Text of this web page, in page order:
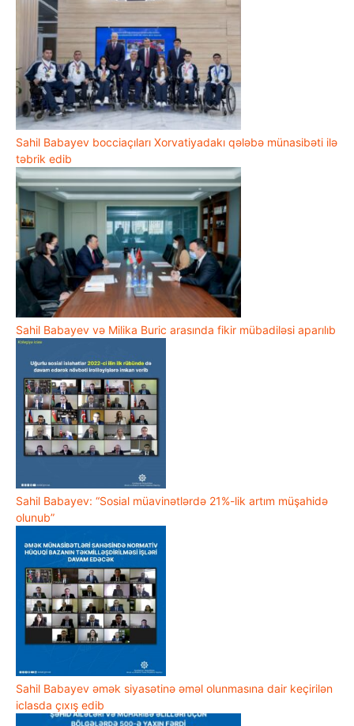
Sahil Babayev bocciaçıları Xorvatiyadakı qələbə münasibəti ilə
təbrik edib
Sahil Babayev və Milika Buric arasında fikir mübadiləsi aparılıb
Sahil Babayev: “Sosial müavinətlərdə 21%-lik artım müşahidə
olunub”
Sahil Babayev əmək siyasətinə əməl olunmasına dair keçirilən
iclasda çıxış edib